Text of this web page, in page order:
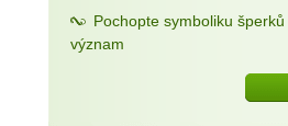
Pochopte symboliku
význam